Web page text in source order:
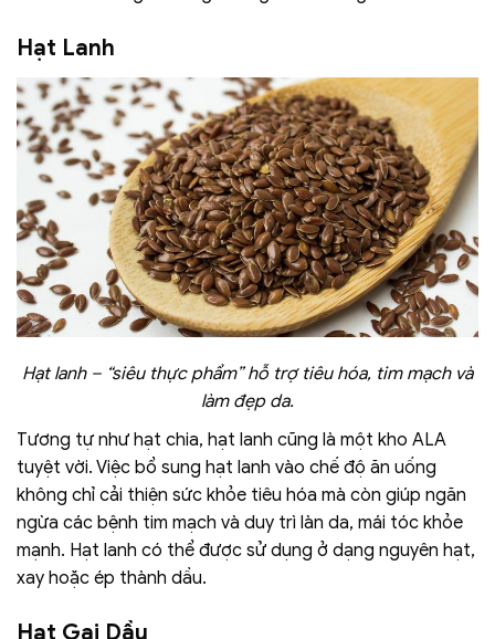
Hạt Lanh
Hạt lanh – “siêu thực phẩm” hỗ trợ tiêu hóa, tim mạch và
làm đẹp da.
Tương tự như hạt chia, hạt lanh cũng là một kho ALA
tuyệt vời. Việc bổ sung hạt lanh vào chế độ ăn uống
không chỉ cải thiện sức khỏe tiêu hóa mà còn giúp ngăn
ngừa các bệnh tim mạch và duy trì làn da, mái tóc khỏe
mạnh. Hạt lanh có thể được sử dụng ở dạng nguyên hạt,
xay hoặc ép thành dầu.
Hạt Gai Dầu